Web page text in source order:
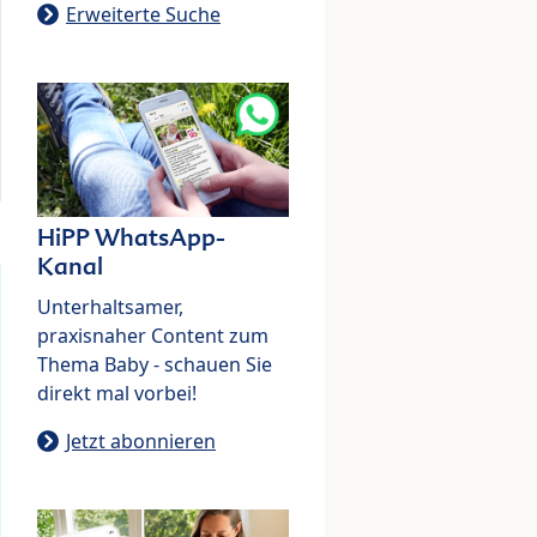
Erweiterte Suche
HiPP WhatsApp-
Kanal
Unterhaltsamer,
praxisnaher Content zum
Thema Baby - schauen Sie
direkt mal vorbei!
Jetzt abonnieren